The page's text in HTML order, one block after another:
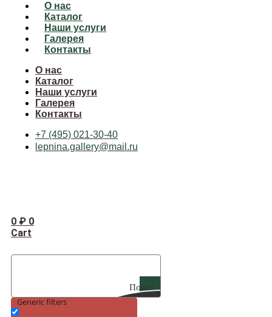
О нас
Каталог
Наши услуги
Галерея
Контакты
О нас
Каталог
Наши услуги
Галерея
Контакты
+7 (495) 021-30-40
lepnina.gallery@mail.ru
0 ₽ 0
Cart
Поиск
Generic filters